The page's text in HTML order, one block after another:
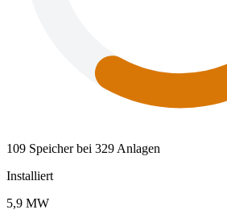
109 Speicher bei 329 Anlagen
Installiert
5,9 MW